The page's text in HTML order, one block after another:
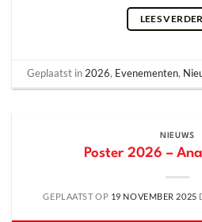
LEES VERDER
Geplaatst in 2026, Evenementen,
NIEUWS
Poster 2026 –
GEPLAATST OP 19 NOVEMBER 2025